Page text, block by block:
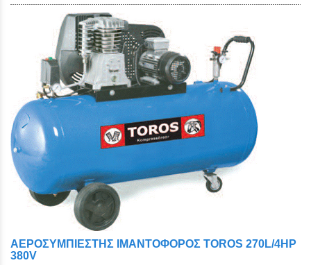
ΑΕΡΟΣΥΜΠΙΕΣΤΗΣ ΙΜΑΝΤΟΦΟΡΟΣ TOROS 270L/4HP
380V